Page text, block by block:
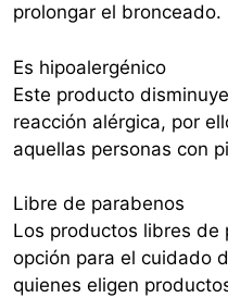
prolongar el bronceado.
Es hipoalergénico
Este producto
reacción alérgica, por
aquellas personas con
Libre de parabenos
Los productos libres de
opción para el cuidado
quienes eligen